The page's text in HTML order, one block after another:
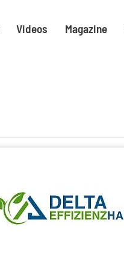
Videos Magazine